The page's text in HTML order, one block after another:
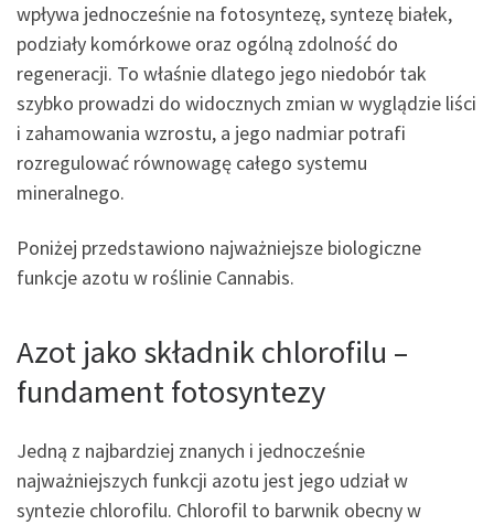
wpływa jednocześnie na fotosyntezę, syntezę białek,
podziały komórkowe oraz ogólną zdolność do
regeneracji. To właśnie dlatego jego niedobór tak
szybko prowadzi do widocznych zmian w wyglądzie liści
i zahamowania wzrostu, a jego nadmiar potrafi
rozregulować równowagę całego systemu
mineralnego.
Poniżej przedstawiono najważniejsze biologiczne
funkcje azotu w roślinie Cannabis.
Azot jako składnik chlorofilu –
fundament fotosyntezy
Jedną z najbardziej znanych i jednocześnie
najważniejszych funkcji azotu jest jego udział w
syntezie chlorofilu. Chlorofil to barwnik obecny w